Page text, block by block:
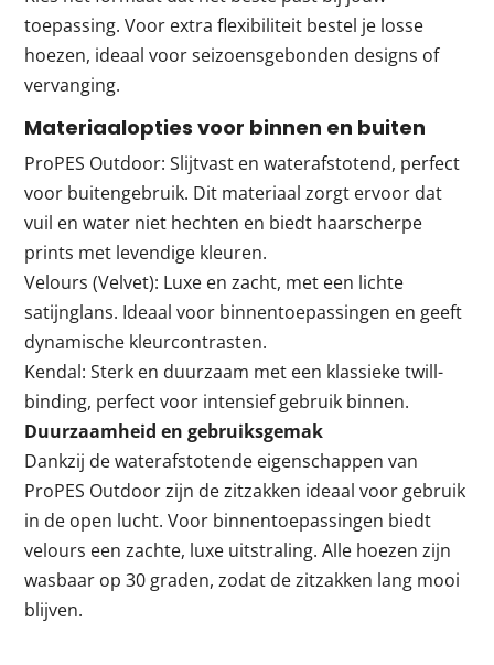
toepassing. Voor extra flexibiliteit bestel je losse
hoezen, ideaal voor seizoensgebonden designs of
vervanging.
Materiaalopties voor binnen en buiten
ProPES Outdoor: Slijtvast en waterafstotend, perfect
voor buitengebruik. Dit materiaal zorgt ervoor dat
vuil en water niet hechten en biedt haarscherpe
prints met levendige kleuren.
Velours (Velvet): Luxe en zacht, met een lichte
satijnglans. Ideaal voor binnentoepassingen en geeft
dynamische kleurcontrasten.
Kendal: Sterk en duurzaam met een klassieke twill-
binding, perfect voor intensief gebruik binnen.
Duurzaamheid en gebruiksgemak
Dankzij de waterafstotende eigenschappen van
ProPES Outdoor zijn de zitzakken ideaal voor gebruik
in de open lucht. Voor binnentoepassingen biedt
velours een zachte, luxe uitstraling. Alle hoezen zijn
wasbaar op 30 graden, zodat de zitzakken lang mooi
blijven.